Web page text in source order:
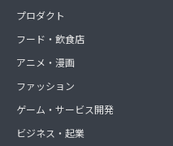
プロダクト
フード・飲食店
アニメ・漫画
ファッション
ゲーム・サービス開発
ビジネス・起業